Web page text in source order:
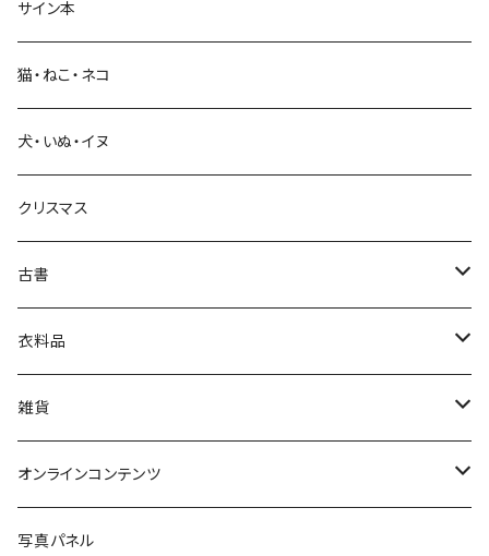
生活・暮らし
芸術・絵画・写真
絵本・児童書
娯楽・エンターテインメント
サイン本
猫・ねこ・ネコ
犬・いぬ・イヌ
クリスマス
古書
古書セット
美術
衣料品
POLEWARDS
Tシャツ
雑貨
バッグ
ブックカバー
オンラインコンテンツ
冒険クロストーク
写真パネル